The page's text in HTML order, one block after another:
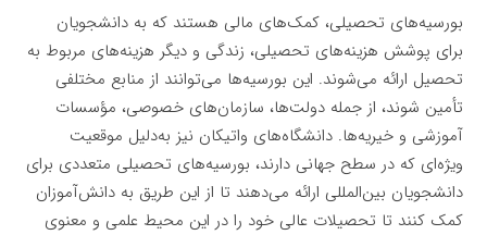
بورسیه‌های تحصیلی، کمک‌های مالی هستند که به دانشجویان
برای پوشش هزینه‌های تحصیلی، زندگی و دیگر هزینه‌های مربوط به
تحصیل ارائه می‌شوند. این بورسیه‌ها می‌توانند از منابع مختلفی
تأمین شوند، از جمله دولت‌ها، سازمان‌های خصوصی، مؤسسات
آموزشی و خیریه‌ها. دانشگاه‌های واتیکان نیز به‌دلیل موقعیت
ویژه‌ای که در سطح جهانی دارند، بورسیه‌های تحصیلی متعددی برای
دانشجویان بین‌المللی ارائه می‌دهند تا از این طریق به دانش‌آموزان
کمک کنند تا تحصیلات عالی خود را در این محیط علمی و معنوی